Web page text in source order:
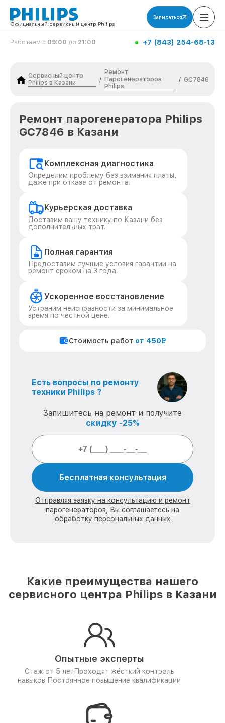
Официальный сервисный центр Philips
Записаться
Работаем с 09:00 до 21:00 +7 (843) 254-68-13
Сервисный центр
Philips в Казани
/
Ремонт
Парогенераторов
Philips
/ GC7846
Ремонт парогенератора Philips
GC7846 в Казани
Комплексная диагностика
Определим проблему без взимания платы,
даже при отказе от ремонта.
Курьерская доставка
Доставим вашу технику по Казани без
дополнительных трат.
Полная гарантия
Предоставим лучшие условия гарантии на
ремонт сроком на 3 года.
Ускоренное восстановление
Устраним неисправности за минимальное
время по честной цене.
Стоимость работ от 450₽
Есть вопросы по ремонту
техники Philips ?
Запишитесь на ремонт и получите
скидку -25%
Бесплатная консультация
Отправляя заявку на консультацию и ремонт
парогенераторов, Вы соглашаетесь на
обработку персональных данных
Какие преимущества нашего
сервисного центра Philips в Казани
Опытные эксперты
Стаж от 5 лет Проходят жёсткий контроль
навыков Постоянное повышение квалификации